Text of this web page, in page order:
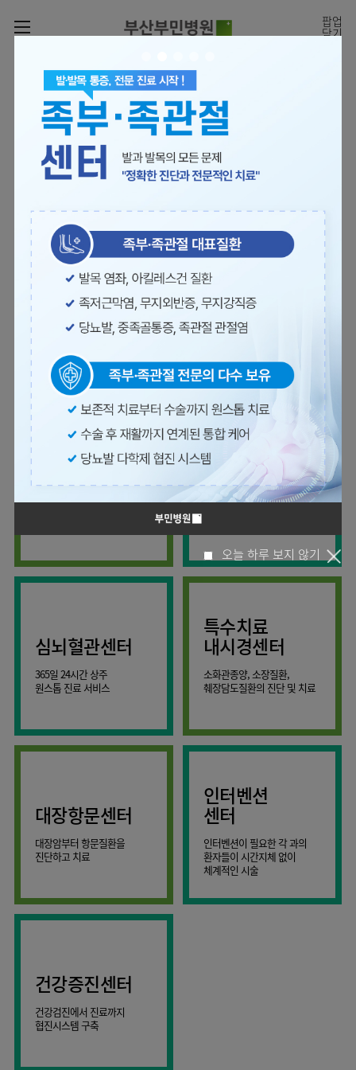
오늘 하루 보지 않기
팝업
닫기
로그인
회원가입
나의진료정보
온라인진료예약
증명서재발급
증명서발급내역
전문센터
전문센터
전체보기
관절센터
족부·
족관절클리닉
척추센터
척추내시경센터
심뇌혈관센터
뇌신경센터
말초혈관센터
소화기센터
특수소화기클리닉
소화기암센터
인공신장센터
외상골절센터
간담췌센터
대장항문센터
AI
스마트케어병동
진료안내
진료과
정형외과
신경외과
소화기내과
순환기내과
호흡기내과
신장내과
류마티스내과
소아청소년과
부인과
비뇨의학과
가정의학과
치과
영상의학과
진단검사의학과
응급의학과
진료시간표
외래진료
입원/
퇴원/
병문안
진료협력센터
이용안내
장비안내
층별안내
주차시설안내
편의시설
증명서재발급
서식다운로드
비급여진료비
감염예방
안내
환자안전
정보
원내
전화번호
오시는길
병원소개
병원장인사말
비전과
핵심가치
부민스토리
연혁
조직도
연구교육
임상시험센터
미디어센터
병원소식
언론보도
인재채용
온라인
건강상담
칭찬합시다
고객의소리
부민병원
40주년
역사관
부민그룹소개
이사장소개
비전과
핵심가치
HI
부민스토리
HSS
글로벌
얼라이언스
연혁
의료진소개
부민그룹소식
사회공헌
언론보도
건강토크
입찰공고
KOR
ENG
RUS
CHI
진료예약
빠르고 쉬운 진료예약을
하실 수 있습니다.
의료진 소개
[진료시간표]
월요일 09:00~18:00
화~금 09:00~17:00
관절센터
보건복지부 지정
척추센터
최소상처 척추수술을 원칙
간,담도,췌장의 각종 양성 및
내과
세분화된 진료와
심뇌혈관센터
365일 24시간 상주
원스톱 진료 서비스
특수치료
내시경센터
소화관종양, 소장질환,
췌장담도질환의 진단 및 치료
대장항문센터
대장암부터 항문질환을
진단하고 치료
인터벤션
센터
인터벤션이 필요한 각 과의
환자들이 시간지체 없이
체계적인 시술
건강증진센터
건강검진에서 진료까지
협진시스템 구축